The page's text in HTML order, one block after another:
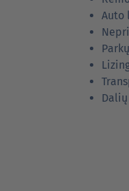
Auto